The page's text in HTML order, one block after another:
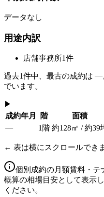
データなし
用途内訳
店舗事務所1件
過去1件中、最古の成約は —
でいます。
▶
成約年月
階 面積
—
1階 約128㎡ / 約39
← 表は横にスクロールでき
個別成約の月額賃料・テ
概算の相場目安として表示
ください。